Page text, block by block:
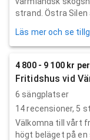
strand. Östra Silen
Läs mer och se
4 800 - 9 100 kr
Fritidshus vid
6 sängplatser
14recensioner, 5
Välkomna till vårt
högt beläget på